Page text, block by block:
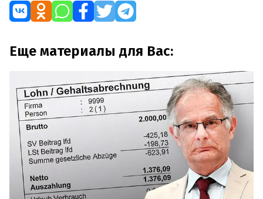
Еще материалы для Вас: